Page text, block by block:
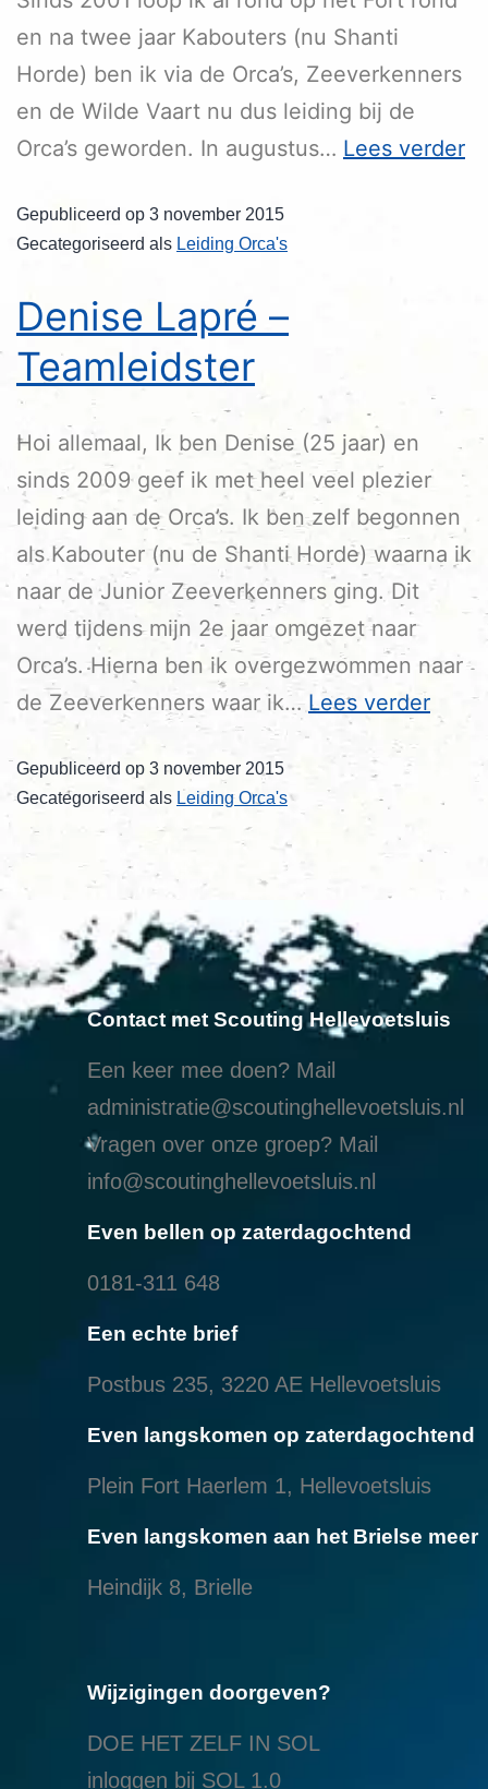
en na twee jaar Kabouters (nu Shanti
Horde) ben ik via de Orca’s, Zeeverkenners
en de Wilde Vaart nu dus leiding bij de
Orca’s geworden. In augustus… Lees verder
Gepubliceerd op 3 november 2015
Gecategoriseerd als Leiding Orca's
Denise Lapré –
Teamleidster
Hoi allemaal, Ik ben Denise (25 jaar) en
sinds 2009 geef ik met heel veel plezier
leiding aan de Orca’s. Ik ben zelf begonnen
als Kabouter (nu de Shanti Horde) waarna ik
naar de Junior Zeeverkenners ging. Dit
werd tijdens mijn 2e jaar omgezet naar
Orca’s. Hierna ben ik overgezwommen naar
de Zeeverkenners waar ik… Lees verder
Gepubliceerd op 3 november 2015
Gecategoriseerd als Leiding Orca's
Contact met Scouting Hellevoetsluis
Een keer mee doen? Mail
administratie@scoutinghellevoetsluis.nl
Vragen over onze groep? Mail
info@scoutinghellevoetsluis.nl
Even bellen op zaterdagochtend
0181-311 648
Een echte brief
Postbus 235, 3220 AE Hellevoetsluis
Even langskomen op zaterdagochtend
Plein Fort Haerlem 1, Hellevoetsluis
Even langskomen aan het Brielse meer
Heindijk 8, Brielle
Wijzigingen doorgeven?
DOE HET ZELF IN SOL
inloggen bij SOL 1.0